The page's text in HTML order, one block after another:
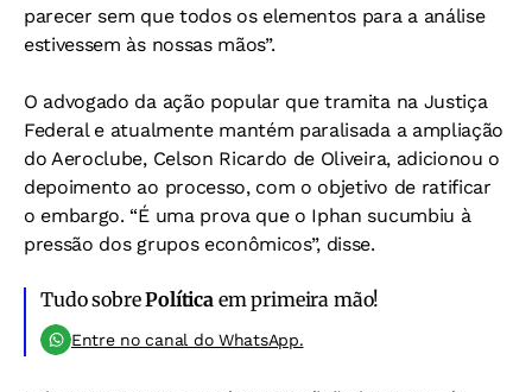
parecer sem que todos os elementos para a análise
estivessem às nossas mãos”.
O advogado da ação popular que tramita na Justiça
Federal e atualmente mantém paralisada a ampliação
do Aeroclube, Celson Ricardo de Oliveira, adicionou o
depoimento ao processo, com o objetivo de ratificar
o embargo. “É uma prova que o Iphan sucumbiu à
pressão dos grupos econômicos”, disse.
Tudo sobrePolítica em primeira mão!
Entre no canal do WhatsApp.